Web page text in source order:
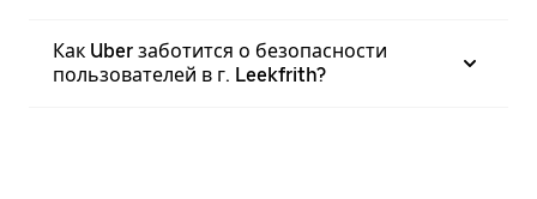
Как Uber заботится о безопасности
пользователей в г. Leekfrith?